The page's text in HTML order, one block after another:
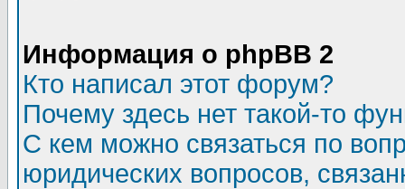
Информация о phpBB 2
Кто написал этот форум?
Почему здесь нет такой-то
С кем можно связаться по
юридических вопросов,